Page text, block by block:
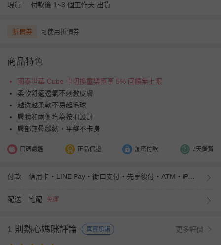
現貨 付款後 1~3 個工作天 出貨
折價券 可使用折價券
商品特色
國泰世華 Cube 卡切換童樂匯享 5% 回饋無上限
柔軟舒適透氣不刺激皮膚
越洗越柔軟不易起毛球
肩膀和兩側均為按扣設計
肩部無骨縫紉，平整不卡身
口碑嚴選 正品保證 加密付款 7天鑑賞
付款 信用卡・LINE Pay・街口支付・先享後付・ATM・iPASS MONEY
配送 宅配 免運
1 則熱心媽咪評論 真實承諾 更多評價